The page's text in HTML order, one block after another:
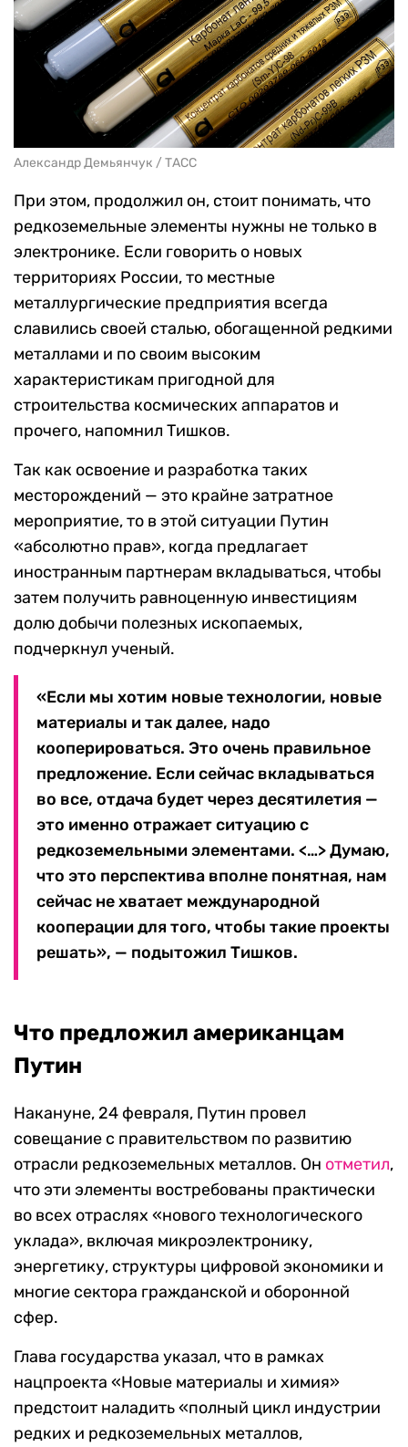
Александр Демьянчук / ТАСС
При этом, продолжил он, стоит понимать, что
редкоземельные элементы нужны не только в
электронике. Если говорить о новых
территориях России, то местные
металлургические предприятия всегда
славились своей сталью, обогащенной редкими
металлами и по своим высоким
характеристикам пригодной для
строительства космических аппаратов и
прочего, напомнил Тишков.
Так как освоение и разработка таких
месторождений — это крайне затратное
мероприятие, то в этой ситуации Путин
«абсолютно прав», когда предлагает
иностранным партнерам вкладываться, чтобы
затем получить равноценную инвестициям
долю добычи полезных ископаемых,
подчеркнул ученый.
«Если мы хотим новые технологии, новые
материалы и так далее, надо
кооперироваться. Это очень правильное
предложение. Если сейчас вкладываться
во все, отдача будет через десятилетия —
это именно отражает ситуацию с
редкоземельными элементами. <…> Думаю,
что это перспектива вполне понятная, нам
сейчас не хватает международной
кооперации для того, чтобы такие проекты
решать», — подытожил Тишков.
Что предложил американцам
Путин
Накануне, 24 февраля, Путин провел
совещание с правительством по развитию
отрасли редкоземельных металлов. Он отметил,
что эти элементы востребованы практически
во всех отраслях «нового технологического
уклада», включая микроэлектронику,
энергетику, структуры цифровой экономики и
многие сектора гражданской и оборонной
сфер.
Глава государства указал, что в рамках
нацпроекта «Новые материалы и химия»
предстоит наладить «полный цикл индустрии
редких и редкоземельных металлов,